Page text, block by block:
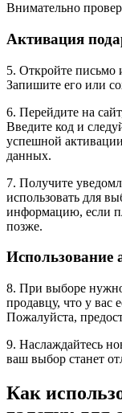
Внимательно
Активация
5. Откройте письмо
Запишите его или
6. Перейдите на
Введите код и
успешной
данных.
7. Получите
использовать для
информацию, если
позже.
Использование
8. При выборе
продавцу, что у вас
Пожалуйста,
9. Наслаждайтесь
ваш выбор станет
Как